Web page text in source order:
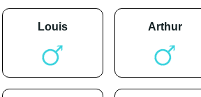
louis arthur